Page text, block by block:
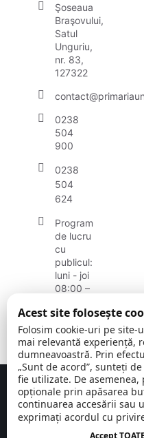
Şoseaua
Braşovului,
Satul
Unguriu,
nr. 83,
127322
0238
504
900
0238
504
624
Program
de lucru
cu
publicul:
luni - joi
08:00 –
vineri
08:00 -
14:00
Concept realizat deBig
Acest site folosește
Folosim cookie-uri pe
mai relevantă experiență,
dumneavoastră. Prin
„Sunt de acord”, sunteți
fie utilizate. De
opționale prin apăsarea
continuarea accesării sau
exprimați acordul cu
Accept TOATE